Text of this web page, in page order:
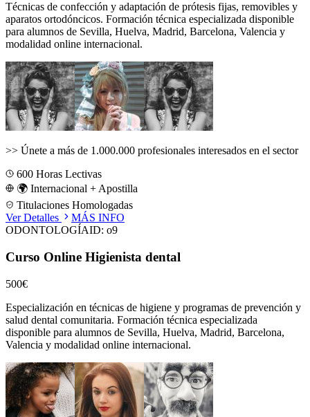
Técnicas de confección y adaptación de prótesis fijas, removibles y
aparatos ortodóncicos. Formación técnica especializada disponible
para alumnos de Sevilla, Huelva, Madrid, Barcelona, Valencia y
modalidad online internacional.
>> Únete a más de 1.000.000 profesionales interesados en el sector
600 Horas Lectivas
🌍 Internacional + Apostilla
Titulaciones Homologadas
Ver Detalles
MÁS INFO
ODONTOLOGÍAID: o9
Curso Online Higienista dental
500€
Especialización en técnicas de higiene y programas de prevención y
salud dental comunitaria. Formación técnica especializada
disponible para alumnos de Sevilla, Huelva, Madrid, Barcelona,
Valencia y modalidad online internacional.